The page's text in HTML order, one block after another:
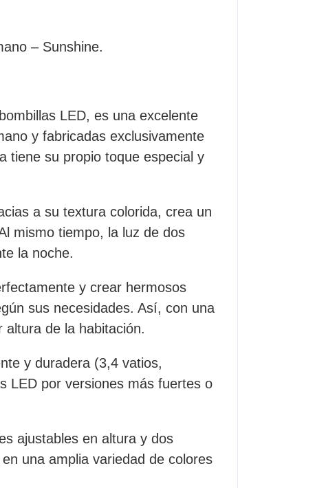
– Sunshine.
LED, es una excelente
y fabricadas exclusivamente
tiene su propio toque especial y
a su textura colorida, crea un
mismo tiempo, la luz de dos
la noche.
y crear hermosos
sus necesidades. Así, con una
de la habitación.
y duradera (3,4 vatios,
LED por versiones más fuertes o
ajustables en altura y dos
una amplia variedad de colores